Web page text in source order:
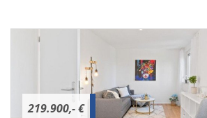
219.900,- €